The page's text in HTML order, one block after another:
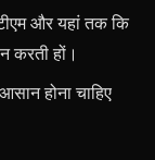
और यहां तक ​​कि
करती हों।
होना चाहिए